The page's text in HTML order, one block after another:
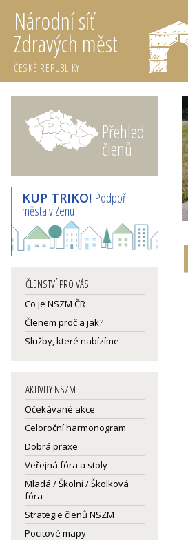
Národní síť
Zdravých měst
ČESKÉ REPUBLIKY
Přehled
členů
KUP TRIKO! Podpoř
města v Zenu
ČLENSTVÍ PRO VÁS
Co je NSZM ČR
Členem proč a jak?
Služby, které nabízíme
AKTIVITY NSZM
Očekávané akce
Celoroční harmonogram
Dobrá praxe
Veřejná fóra a stoly
Mladá / Školní / Školková
fóra
Strategie členů NSZM
Pocitové mapy